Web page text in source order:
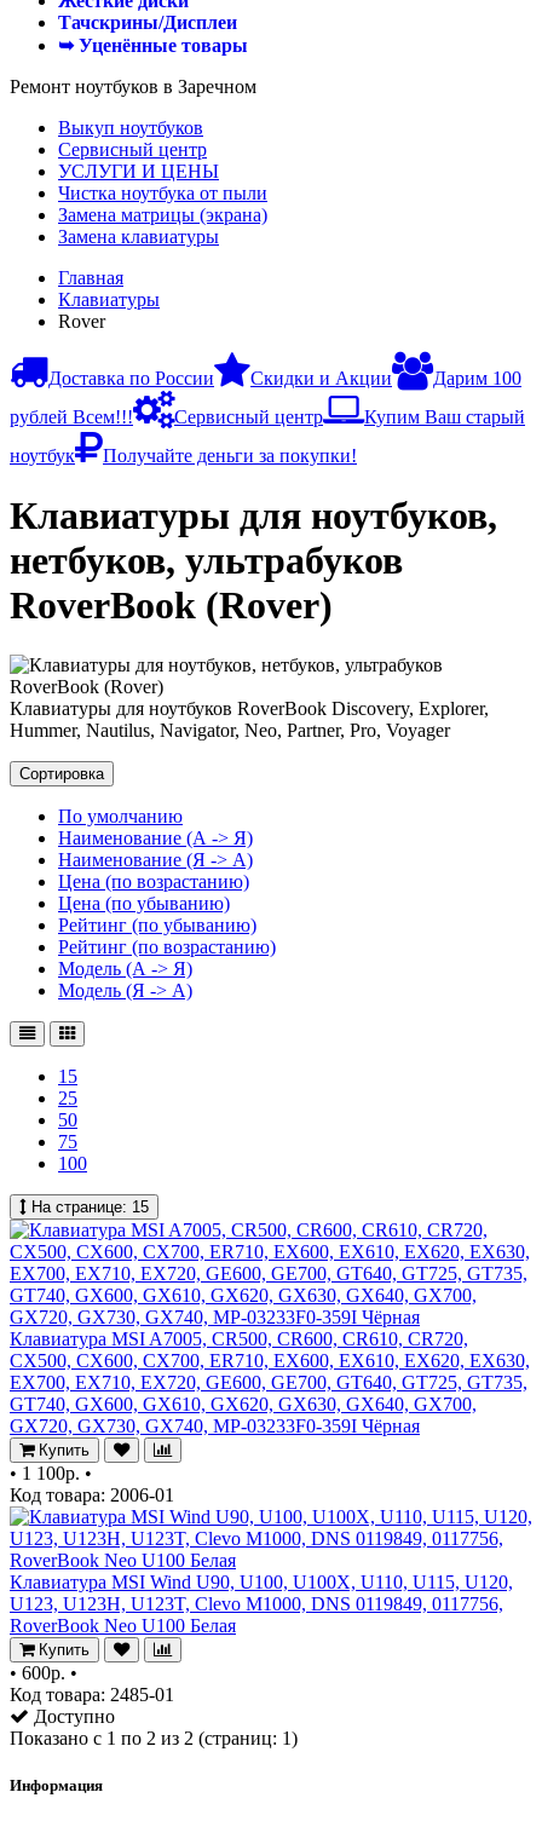
Тачскрины/Дисплеи
➥ Уценённые товары
Ремонт ноутбуков в Заречном
Выкуп ноутбуков
Сервисный центр
УСЛУГИ И ЦЕНЫ
Чистка ноутбука от пыли
Замена матрицы (экрана)
Замена клавиатуры
Главная
Клавиатуры
Rover
Доставка по России Скидки и Акции
Дарим 100
рублей Всем!!!
Сервисный центр
Купим Ваш старый
ноутбук
Получайте деньги за покупки!
Клавиатуры для ноутбуков,
нетбуков, ультрабуков
RoverBook (Rover)
Клавиатуры для ноутбуков RoverBook Discovery, Explorer,
Hummer, Nautilus, Navigator, Neo, Partner, Pro, Voyager
Сортировка
По умолчанию
Наименование (А -> Я)
Наименование (Я -> А)
Цена (по возрастанию)
Цена (по убыванию)
Рейтинг (по убыванию)
Рейтинг (по возрастанию)
Модель (А -> Я)
Модель (Я -> А)
15
25
50
75
100
На странице: 15
Клавиатура MSI A7005, CR500, CR600, CR610, CR720,
CX500, CX600, CX700, ER710, EX600, EX610, EX620, EX630,
EX700, EX710, EX720, GE600, GE700, GT640, GT725, GT735,
GT740, GX600, GX610, GX620, GX630, GX640, GX700,
GX720, GX730, GX740, MP-03233F0-359I Чёрная
Купить
• 1 100р. •
Код товара: 2006-01
Клавиатура MSI Wind U90, U100, U100X, U110, U115, U120,
U123, U123H, U123T, Clevo M1000, DNS 0119849, 0117756,
RoverBook Neo U100 Белая
Купить
• 600р. •
Код товара: 2485-01
Доступно
Показано с 1 по 2 из 2 (страниц: 1)
Информация